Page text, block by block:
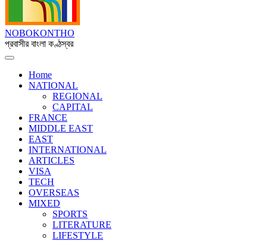
NOBOKONTHO
প্রবাসীর বাংলা কণ্ঠস্বর
Home
NATIONAL
REGIONAL
CAPITAL
FRANCE
MIDDLE EAST
EAST
INTERNATIONAL
ARTICLES
VISA
TECH
OVERSEAS
MIXED
SPORTS
LITERATURE
LIFESTYLE